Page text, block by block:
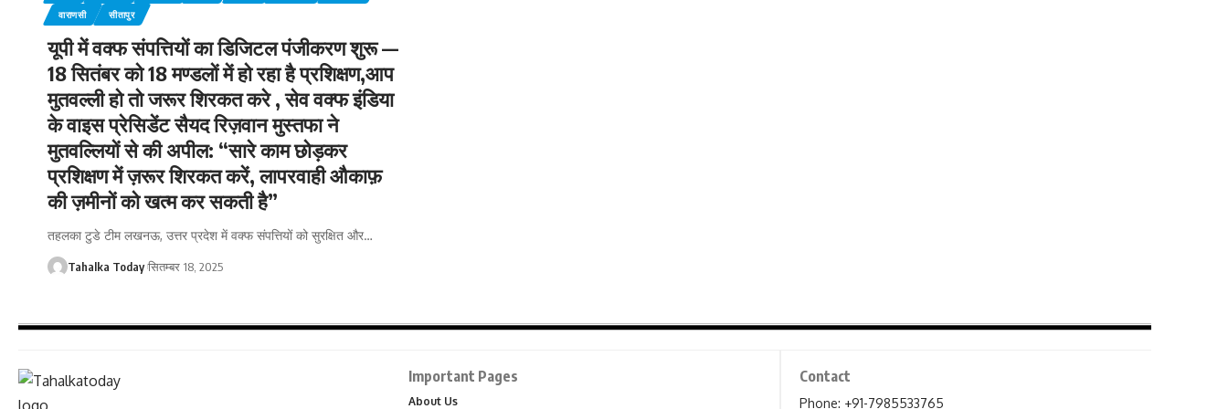
वाराणसी सीतापुर
यूपी में वक्फ संपत्तियों का डिजिटल पंजीकरण शुरू —
18 सितंबर को 18 मण्डलों में हो रहा है प्रशिक्षण,आप
मुतवल्ली हो तो जरूर शिरकत करे , सेव वक्फ इंडिया
के वाइस प्रेसिडेंट सैयद रिज़वान मुस्तफा ने
मुतवल्लियों से की अपील: “सारे काम छोड़कर
प्रशिक्षण में ज़रूर शिरकत करें, लापरवाही औकाफ़
की ज़मीनों को खत्म कर सकती है”
तहलका टुडे टीम लखनऊ, उत्तर प्रदेश में वक्फ संपत्तियों को सुरक्षित और…
Tahalka Today सितम्बर 18, 2025
Important Pages
About Us
Contact
Phone: +91-7985533765